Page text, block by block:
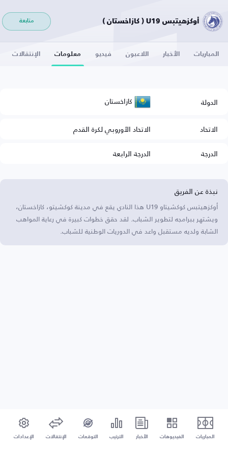
أوكزهيتبس U19 ( كازاخستان ) متابعة
المباريات الأخبار اللاعبون فيديو معلومات الإنتقالات
الدولة كازاخستان
الاتحاد
الاتحاد الأوروبي لكرة القدم
الدرجة
الدرجة الرابعة
نبذة عن الفريق
أوكزهيتبس كوكشيتاو U19 هذا النادي يقع في مدينة كوكشيتو، كازاخستان،
ويشتهر ببرامجه لتطوير الشباب. لقد حقق خطوات كبيرة في رعاية المواهب
الشابة ولديه مستقبل واعد في الدوريات الوطنية للشباب.
المباريات الفيديوهات الأخبار الترتيب التوقعات الإنتقالات الإعدادات